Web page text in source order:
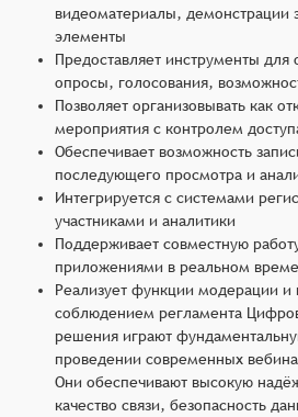
видеоматериалы, демонстрации
элементы
Предоставляет инструменты для
опросы, голосования,
Позволяет организовывать как
мероприятия с контролем
Обеспечивает возможность
последующего просмотра и
Интегрируется с системами
участниками и аналитики
Поддерживает совместную
приложениями в реальном
Реализует функции модерации и
соблюдением регламента
решения играют
проведении современных
Они обеспечивают высокую
качество связи, безопасность